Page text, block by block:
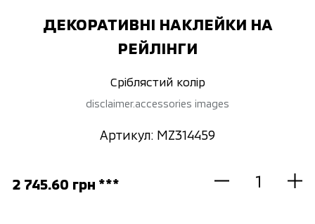
ДЕКОРАТИВНІ НАКЛЕЙКИ НА
РЕЙЛІНГИ
Сріблястий колір
disclaimer.accessories images
Артикул: MZ314459
2 745.60 грн ***